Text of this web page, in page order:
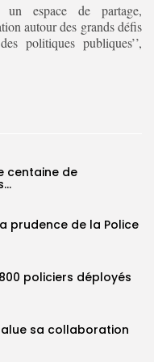
un espace de partage,
autour des grands défis
politiques publiques’’,
centaine de
prudence de la Police
policiers déployés
sa collaboration